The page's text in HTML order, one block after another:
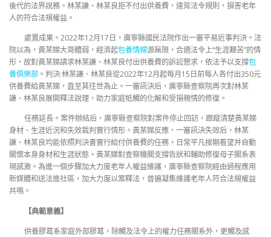
後代的法界說務。林某謙、林某良拒不付出供養費，違背法令規則，損害老年
人的符合法規權益。
處置成果。2022年12月17日，廣寧縣國民法院作出一審平易近事判決。法
院以為，黃某娣大哥體弱，經濟起包養情婦源無限，合適法令上“生涯艱苦”的情
形，故對黃某娣請求林某謙、林某良付出供養費的訴訟懇求，依法予以支撐包
養俱樂部 。判決:林某謙、林某良從2022年12月起每月15日前每人各付出350元
供養費給黃某娣，直至其往世為止。一審訊決后，廣寧縣查察院再次對林某
謙、林某良展開釋法說理，助力家庭牴觸的化解和受損親情的修復。
任務延長。案件辦結后，廣寧縣查察院對案件停止回訪，跟蹤清楚黃某娣
身材、生涯近況和失效裁判實行情形。黃某娣反應，一審訊決失效后，林某
謙、林某良均能依照判決書實行給付供養費的任務，日常平凡按期看望并自動
關懷本身身材和生涯狀態。黃某娣對查察機關支撐告狀和輔助修復母子關系表
現感激。為進一個步驟加大力度老年人權益維護，廣寧縣查察院經由過程應用
新媒體和送法進社區，加大力度以案釋法，普遍凝集維護老年人符合法規權益
共鳴。
【典範意義】
供養膠葛系家庭外部膠葛，除觸及法令上的權力任務關系外，更觸及感